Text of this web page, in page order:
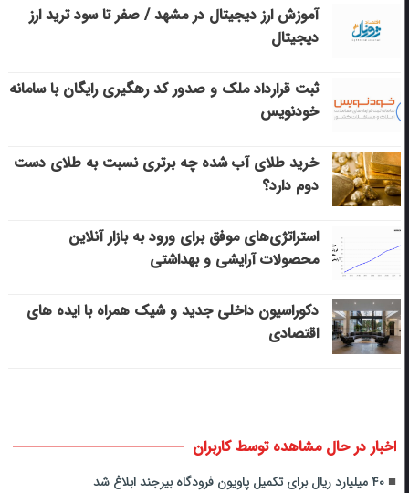
آموزش ارز دیجیتال در مشهد / صفر تا سود ترید ارز
دیجیتال
ثبت قرارداد ملک و صدور کد رهگیری رایگان با سامانه
خودنویس
خرید طلای آب شده چه برتری نسبت به طلای دست
دوم دارد؟
استراتژی‌های موفق برای ورود به بازار آنلاین
محصولات آرایشی و بهداشتی
دکوراسیون داخلی جدید و شیک همراه با ایده های
اقتصادی
اخبار در حال مشاهده توسط کاربران
۴۰ میلیارد ریال برای تکمیل پاویون فرودگاه بیرجند ابلاغ شد